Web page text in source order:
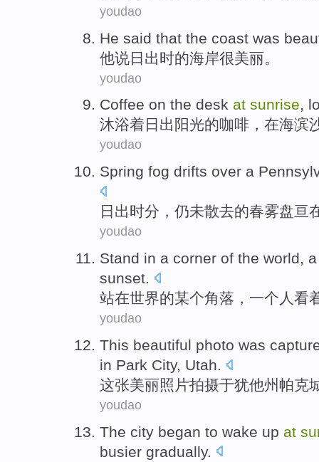
youdao
He said that the coast was
他说日出时的海岸很美丽。
youdao
Coffee on the desk at sunrise,
沐浴着 日出 阳光的咖啡 ， 在海滨
youdao
Spring fog drifts over a
日出时分，仍未散去的春雾盘亘
youdao
Stand in a corner of the world, a
sunset.
站在世界的某个角落 ， 一个 人 看
youdao
This beautiful photo was
in Park City, Utah.
这张美丽照片拍摄于犹他州帕克
youdao
The city began to wake up at
busier gradually.